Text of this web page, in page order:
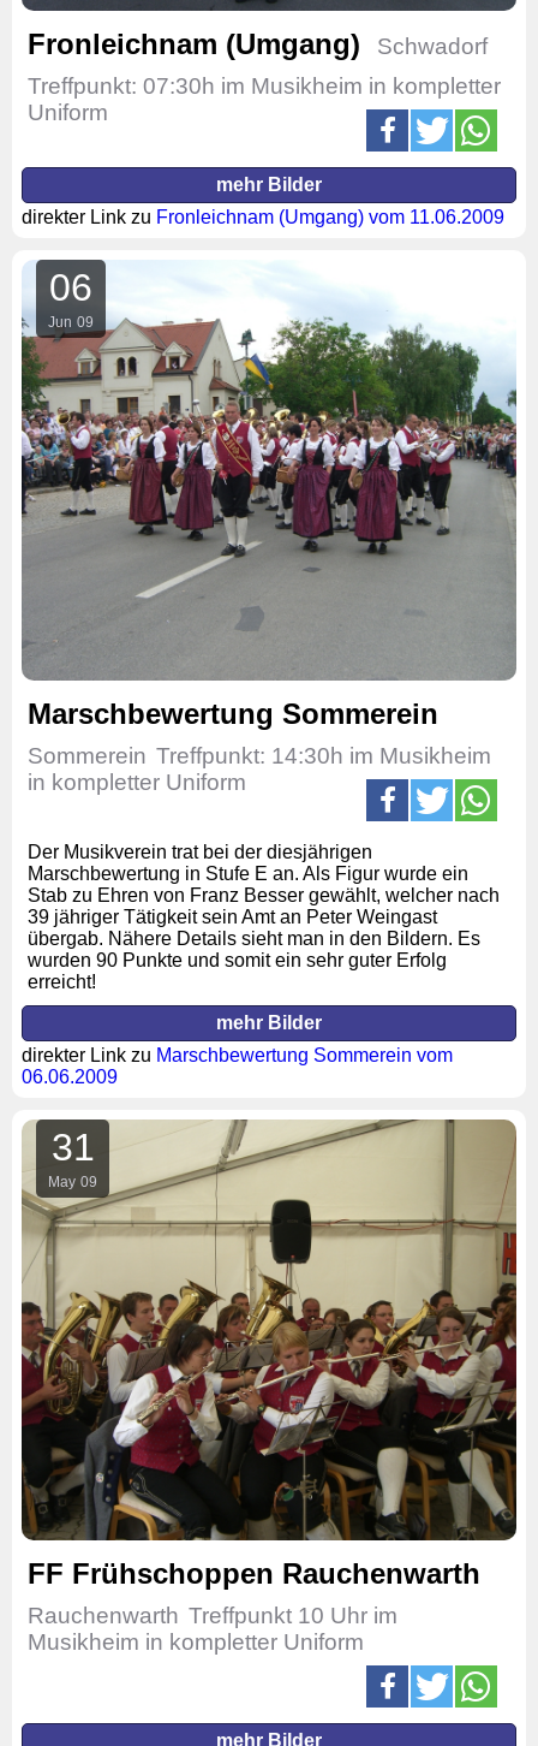
Fronleichnam (Umgang)
Schwadorf
Treffpunkt: 07:30h im Musikheim in kompletter
Uniform
mehr Bilder
direkter Link zu Fronleichnam (Umgang) vom 11.06.2009
06
Jun 09
Marschbewertung Sommerein
Sommerein Treffpunkt: 14:30h im Musikheim
in kompletter Uniform
Der Musikverein trat bei der diesjährigen
Marschbewertung in Stufe E an. Als Figur wurde ein
Stab zu Ehren von Franz Besser gewählt, welcher nach
39 jähriger Tätigkeit sein Amt an Peter Weingast
übergab. Nähere Details sieht man in den Bildern. Es
wurden 90 Punkte und somit ein sehr guter Erfolg
erreicht!
mehr Bilder
direkter Link zu Marschbewertung Sommerein vom
06.06.2009
31
May 09
FF Frühschoppen Rauchenwarth
Rauchenwarth Treffpunkt 10 Uhr im
Musikheim in kompletter Uniform
mehr Bilder